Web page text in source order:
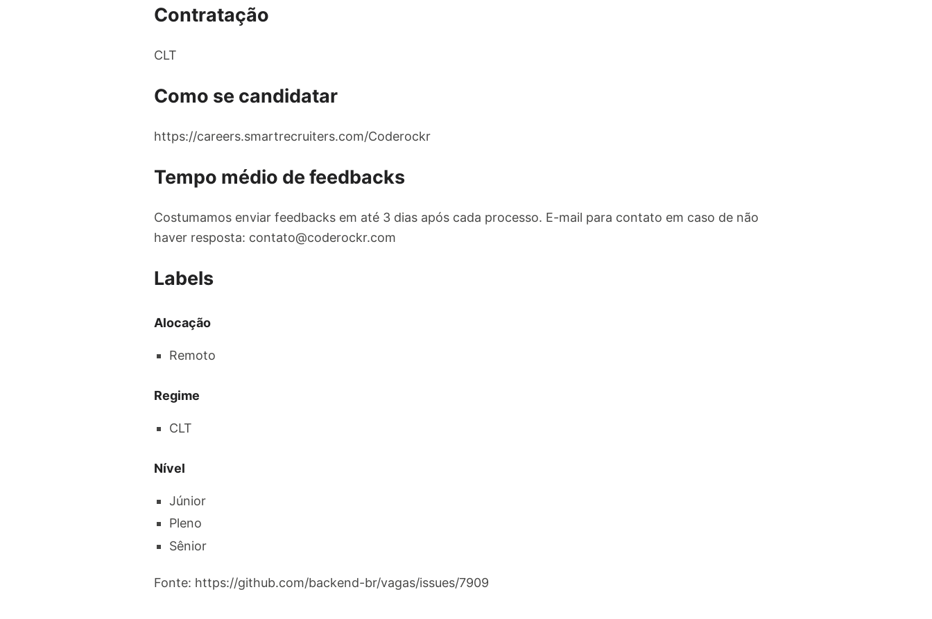
Contratação
CLT
Como se candidatar
https://careers.smartrecruiters.com/Coderockr
Tempo médio de feedbacks
Costumamos enviar feedbacks em até 3 dias após cada processo. E-mail para contato em caso de não
haver resposta: contato@coderockr.com
Labels
Alocação
Remoto
Regime
CLT
Nível
Júnior
Pleno
Sênior
Fonte: https://github.com/backend-br/vagas/issues/7909